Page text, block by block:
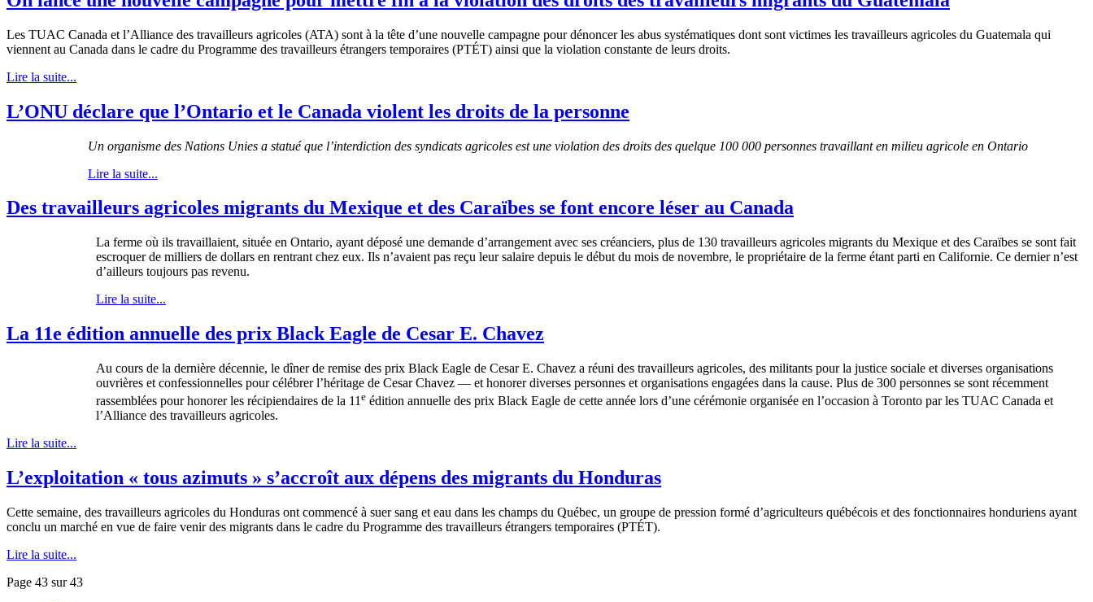
Les TUAC Canada et l’Alliance des travailleurs agricoles (ATA) sont à la tête d’une nouvelle campagne pour dénoncer les abus systématiques dont sont victimes les travailleurs agricoles du Guatemala qui
viennent au Canada dans le cadre du Programme des travailleurs étrangers temporaires (PTÉT) ainsi que la violation constante de leurs droits.
Lire la suite...
L’ONU déclare que l’Ontario et le Canada violent les droits de la personne
Un organisme des Nations Unies a statué que l’interdiction des syndicats agricoles est une violation des droits des quelque 100 000 personnes travaillant en milieu agricole en Ontario
Lire la suite...
Des travailleurs agricoles migrants du Mexique et des Caraïbes se font encore léser au Canada
La ferme où ils travaillaient, située en Ontario, ayant déposé une demande d’arrangement avec ses créanciers, plus de 130 travailleurs agricoles migrants du Mexique et des Caraïbes se sont fait
escroquerde milliers de dollars en rentrant chez eux. Ils n’avaient pas reçu leur salaire depuis le début du mois de novembre, le propriétaire de la ferme étant parti en Californie. Ce derniern’est
d’ailleurs toujours pas revenu.
Lire la suite...
La 11e édition annuelle des prix Black Eagle de Cesar E. Chavez
Au cours de la dernière décennie, le dîner de remise des prix Black Eagle de Cesar E. Chavez a réuni des travailleurs agricoles, des militants pour la justice sociale et diverses organisations
ouvrières et confessionnelles pour célébrer l’héritage de Cesar Chavez — et honorer diverses personnes et organisations engagées dans la cause. Plus de 300 personnes se sont récemment
rassemblées pour honorer les récipiendaires de la 11e édition annuelle des prix Black Eagle de cette année lors d’une cérémonie organisée en l’occasion à Toronto par les TUAC Canada et
l’Alliance des travailleurs agricoles.
Lire la suite...
L’exploitation « tous azimuts » s’accroît aux dépens des migrants du Honduras
Cette semaine, des travailleurs agricoles du Honduras ont commencé à suer sang et eau dans les champs du Québec, un groupe de pression formé d’agriculteurs québécois et des fonctionnaires honduriens ayant
conclu un marché en vue de faire venir des migrants dans le cadre du Programme des travailleurs étrangers temporaires (PTÉT).
Lire la suite...
Page 43 sur 43